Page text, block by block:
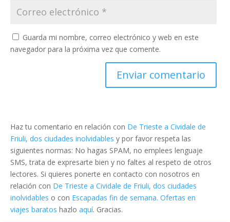
Guarda mi nombre, correo electrónico y web en este
navegador para la próxima vez que comente.
Haz tu comentario en relación con De Trieste a Cividale de
Friuli, dos ciudades inolvidables y por favor respeta las
siguientes normas: No hagas SPAM, no emplees lenguaje
SMS, trata de expresarte bien y no faltes al respeto de otros
lectores. Si quieres ponerte en contacto con nosotros en
relación con De Trieste a Cividale de Friuli, dos ciudades
inolvidables o con Escapadas fin de semana. Ofertas en
viajes baratos hazlo aquí. Gracias.